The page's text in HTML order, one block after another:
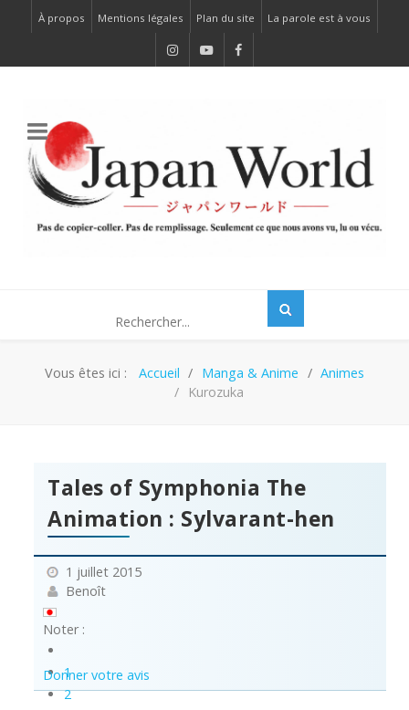
À propos Mentions légales Plan du site La parole est à vous
Vous êtes ici : Accueil Manga & Anime
Animes
Kurozuka
Tales of Symphonia The
Animation : Sylvarant-hen
1 juillet 2015
Benoît
Noter :
1
2
Donner votre avis